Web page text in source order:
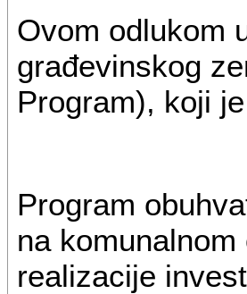
Ovom odlukom
građevinskog
Program), koji
Program
na
realizacije